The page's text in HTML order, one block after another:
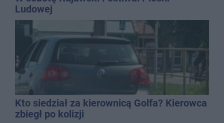
Ludowej
Kto siedział za kierownicą Golfa? Kierowca
zbiegł po kolizji